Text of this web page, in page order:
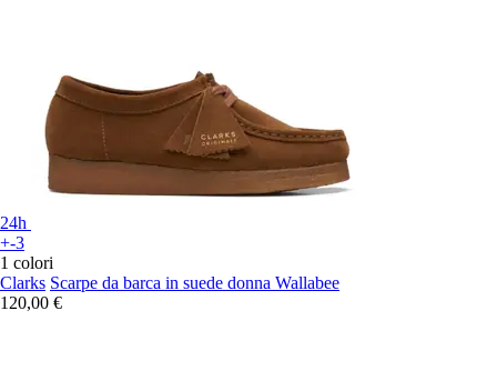
24h
+-3
1 colori
Clarks Scarpe da barca in suede donna Wallabee
120,00 €